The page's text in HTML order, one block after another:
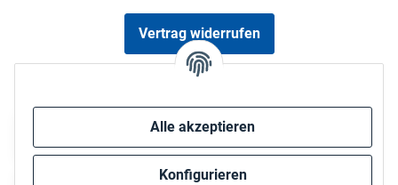
Alle akzeptieren
Konfigurieren
Vertrag widerrufen